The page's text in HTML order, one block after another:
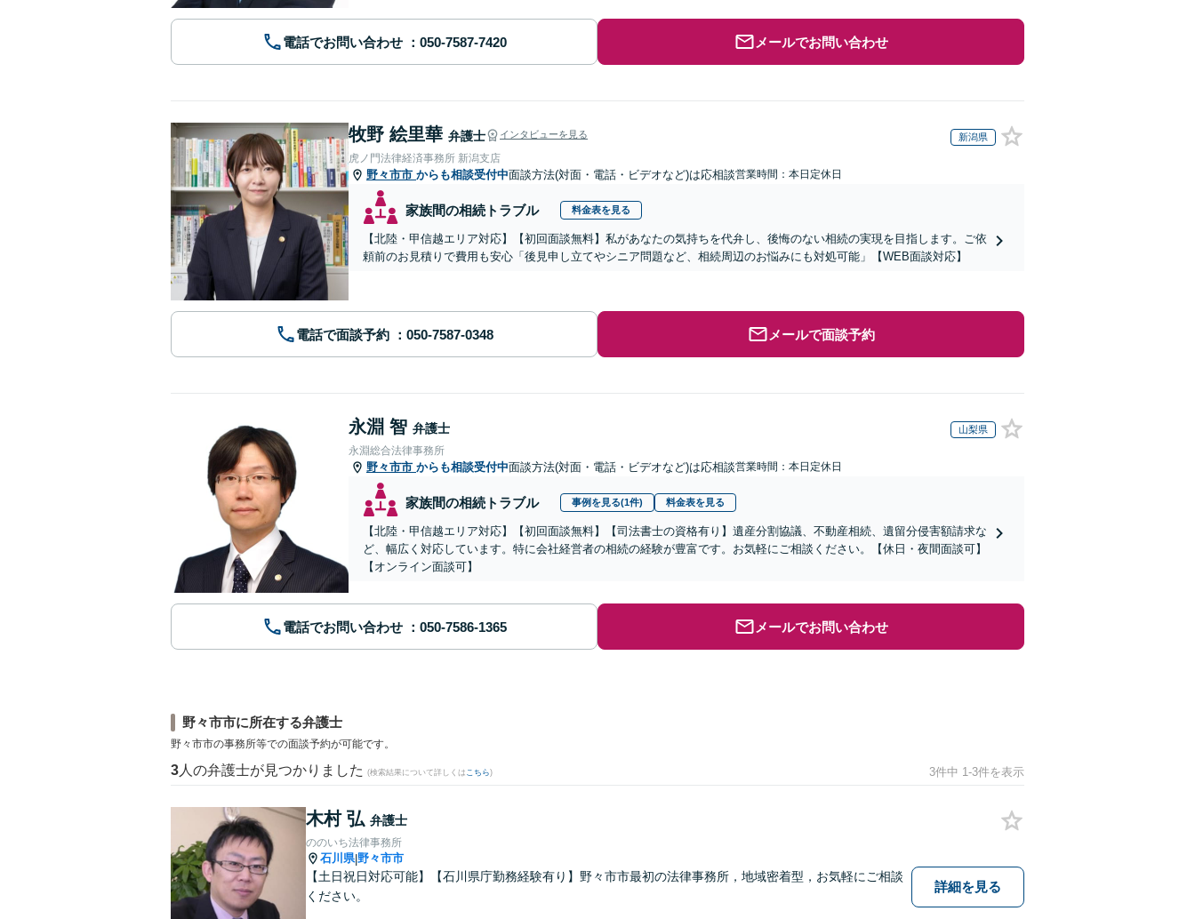
電話でお問い合わせ メールでお問い合わせ
牧野 絵里華 弁護士 インタビューを見る 新潟県
虎ノ門法律経済事務所 新潟支店
野々市市 からも相談受付中面談方法(対面・電話・ビデオなど)は応相談営業時間：本日定休日
家族間の相続トラブル 料金表を見る
【北陸・甲信越エリア対応】【初回面談無料】私があなたの気持ちを代弁し、後悔のない相続の実現を目指します。ご依
頼前のお見積りで費用も安心「後見申し立てやシニア問題など、相続周辺のお悩みにも対処可能」【WEB面談対応】
電話で面談予約 メールで面談予約
永淵 智 弁護士 山梨県
永淵総合法律事務所
野々市市 からも相談受付中面談方法(対面・電話・ビデオなど)は応相談営業時間：本日定休日
家族間の相続トラブル 事例を見る(1件) 料金表を見る
【北陸・甲信越エリア対応】【初回面談無料】【司法書士の資格有り】遺産分割協議、不動産相続、遺留分侵害額請求な
ど、幅広く対応しています。特に会社経営者の相続の経験が豊富です。お気軽にご相談ください。【休日・夜間面談可】
【オンライン面談可】
電話でお問い合わせ メールでお問い合わせ
野々市市に所在する弁護士
野々市市の事務所等での面談予約が可能です。
3 人の弁護士が見つかりました (検索結果について詳しくは こちら) 3件中 1-3件を表示
木村 弘 弁護士
ののいち法律事務所
石川県|野々市市
【土日祝日対応可能】【石川県庁勤務経験有り】野々市市最初の法律事務所，地域密着型，お気軽にご相談
ください。
詳細を見る